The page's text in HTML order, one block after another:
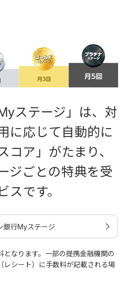
ンターネットバンキング
振込限度額引き上げの変
更理由などを確認させて
す。また、確認の結果、
お申し出をお断りさせて
いただくことがございま
ステージ」は、対
に応じて自動的に
コア」がたまり、
ジごとの特典を受
スです。
銀行Myステージ
となります。一部の提携金融機関の
レシート）に手数料が記載される場